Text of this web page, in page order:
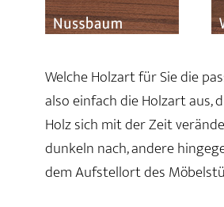
Welche Holzart für Sie die
also einfach die Holzart aus,
Holz sich mit der Zeit
dunkeln nach, andere
dem Aufstellort des